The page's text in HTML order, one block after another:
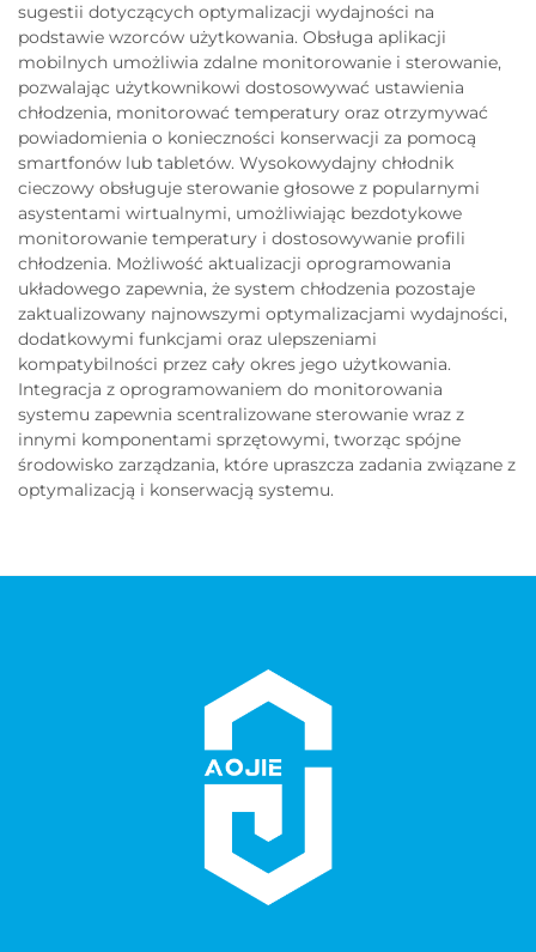
sugestii dotyczących optymalizacji wydajności na
podstawie wzorców użytkowania. Obsługa aplikacji
mobilnych umożliwia zdalne monitorowanie i sterowanie,
pozwalając użytkownikowi dostosowywać ustawienia
chłodzenia, monitorować temperatury oraz otrzymywać
powiadomienia o konieczności konserwacji za pomocą
smartfonów lub tabletów. Wysokowydajny chłodnik
cieczowy obsługuje sterowanie głosowe z popularnymi
asystentami wirtualnymi, umożliwiając bezdotykowe
monitorowanie temperatury i dostosowywanie profili
chłodzenia. Możliwość aktualizacji oprogramowania
układowego zapewnia, że system chłodzenia pozostaje
zaktualizowany najnowszymi optymalizacjami wydajności,
dodatkowymi funkcjami oraz ulepszeniami
kompatybilności przez cały okres jego użytkowania.
Integracja z oprogramowaniem do monitorowania
systemu zapewnia scentralizowane sterowanie wraz z
innymi komponentami sprzętowymi, tworząc spójne
środowisko zarządzania, które upraszcza zadania związane z
optymalizacją i konserwacją systemu.